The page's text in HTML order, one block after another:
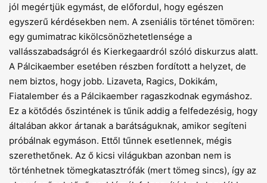
jól megértjük egymást, de előfordul, hogy egészen
egyszerű kérdésekben nem. A zseniális történet tömören:
egy gumimatrac kikölcsönözhetetlensége a
vallásszabadságról és Kierkegaardról szóló diskurzus alatt.
A Pálcikaember esetében részben fordított a helyzet, de
nem biztos, hogy jobb. Lizaveta, Ragics, Dokikám,
Fiatalember és a Pálcikaember ragaszkodnak egymáshoz.
Ez a kötődés őszintének is tűnik addig a felfedezésig, hogy
általában akkor ártanak a barátságuknak, amikor segíteni
próbálnak egymáson. Ettől tűnnek esetlennek, mégis
szerethetőnek. Az ő kicsi világukban azonban nem is
történhetnek tömegkatasztrófák (mert tömeg sincs), így az